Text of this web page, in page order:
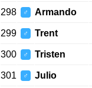
298 ♂ Armando
299 ♂ Trent
300 ♂ Tristen
301 ♂ Julio